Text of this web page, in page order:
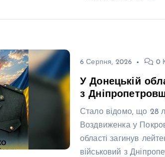
6 Серпня, 2026 0
У Донецькій
з
Стало відомо, що 28
Воздвиженка у
області загинув
військовий з